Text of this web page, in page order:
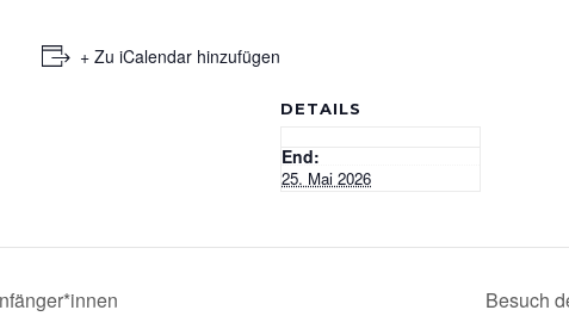
+ Zu iCalendar hinzufügen
DETAILS
End:
25. Mai 2026
Besuch